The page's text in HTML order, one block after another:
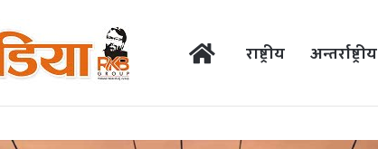
राष्ट्रीय अन्तर्राष्ट्रीय
Breaking News